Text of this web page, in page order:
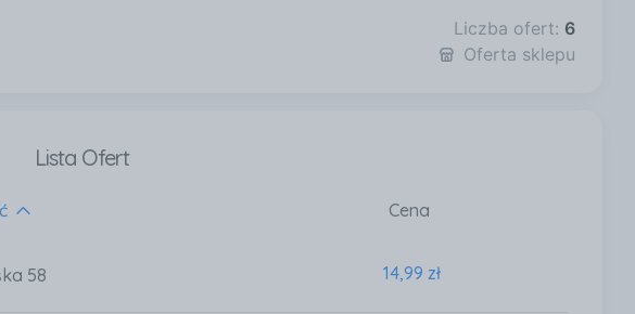
Liczba ofert: 6
Oferta sklepu
Lista Ofert
Cena
58
14,99 zł